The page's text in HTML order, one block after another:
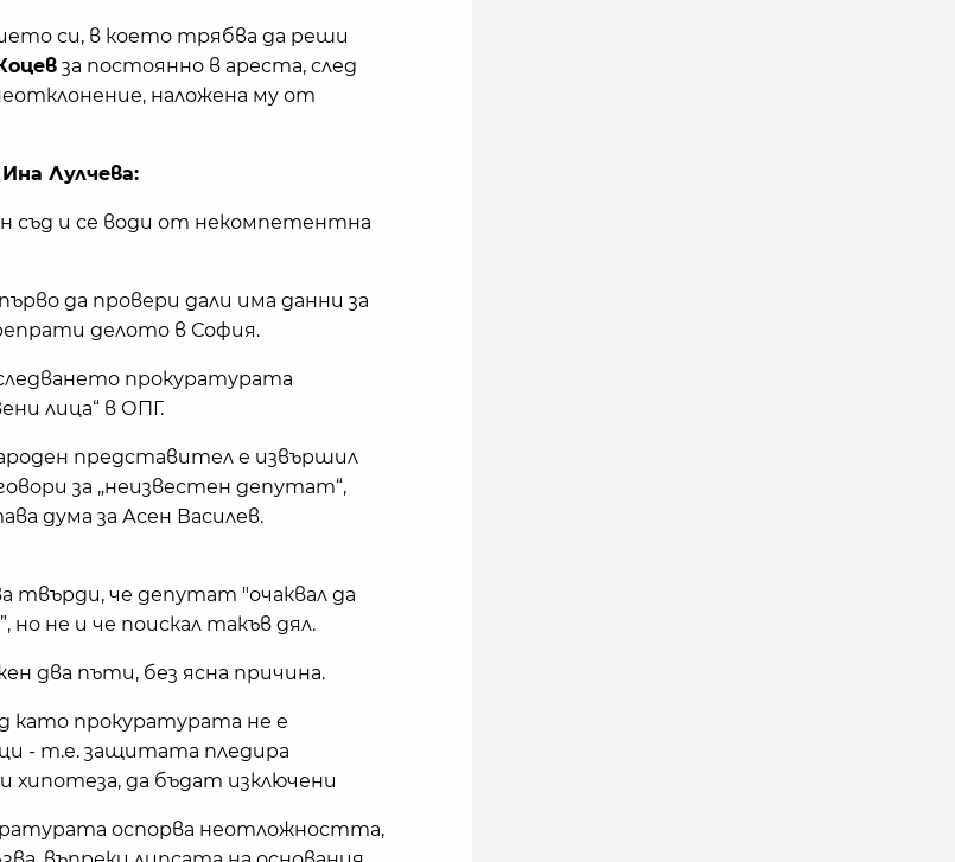
си, в което трябва да реши
за постоянно в ареста, след
наложена му от
Лулчева:
съд и се води от некомпетентна
да провери дали има данни за
делото в София.
прокуратурата
лица“ в ОПГ.
представител е извършил
за „неизвестен депутат“,
дума за Асен Василев.
че депутат "очаквал да
не и че поискал такъв дял.
два пъти, без ясна причина.
като прокуратурата не е
- т.е. защитата пледира
хипотеза, да бъдат изключени
оспорва неотложността,